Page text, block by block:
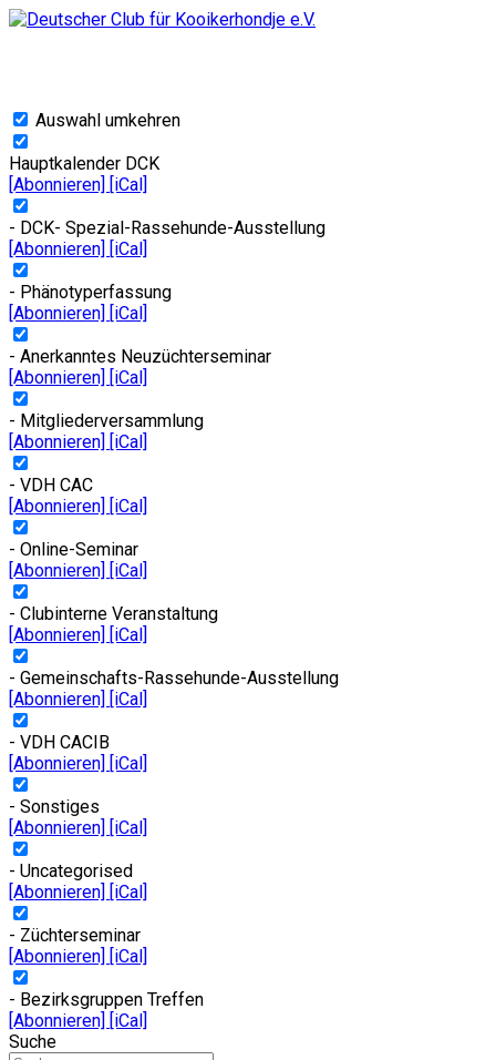
Auswahl umkehren
Hauptkalender DCK
[Abonnieren] [iCal]
- DCK- Spezial-Rassehunde-Ausstellung
[Abonnieren] [iCal]
- Phänotyperfassung
[Abonnieren] [iCal]
- Anerkanntes Neuzüchterseminar
[Abonnieren] [iCal]
- Mitgliederversammlung
[Abonnieren] [iCal]
- VDH CAC
[Abonnieren] [iCal]
- Online-Seminar
[Abonnieren] [iCal]
- Clubinterne Veranstaltung
[Abonnieren] [iCal]
- Gemeinschafts-Rassehunde-Ausstellung
[Abonnieren] [iCal]
- VDH CACIB
[Abonnieren] [iCal]
- Sonstiges
[Abonnieren] [iCal]
- Uncategorised
[Abonnieren] [iCal]
- Züchterseminar
[Abonnieren] [iCal]
- Bezirksgruppen Treffen
[Abonnieren] [iCal]
Suche